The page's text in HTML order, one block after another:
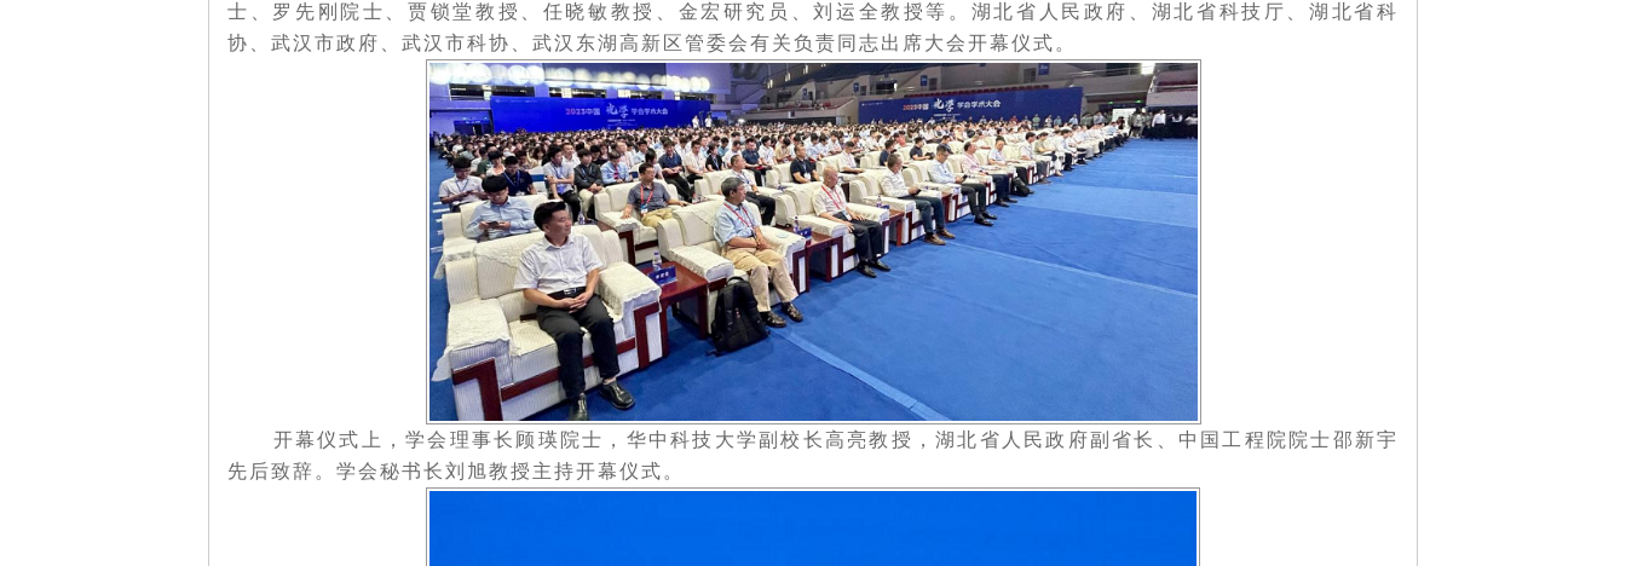
士、罗先刚院士、贾锁堂教授、任晓敏教授、金宏研究员、刘运全教授等。湖北省人民政府、湖北省科技厅、湖北省科
协、武汉市政府、武汉市科协、武汉东湖高新区管委会有关负责同志出席大会开幕仪式。
开幕仪式上，学会理事长顾瑛院士，华中科技大学副校长高亮教授，湖北省人民政府副省长、中国工程院院士邵新宇
先后致辞。学会秘书长刘旭教授主持开幕仪式。